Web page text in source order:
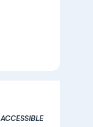
ACCESSIBLE